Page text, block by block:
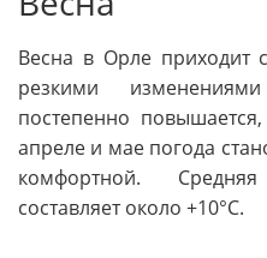
Весна в Орле приходит
резкими
постепенно
апреле и мае погода
комфортной.
составляет около +10°C.